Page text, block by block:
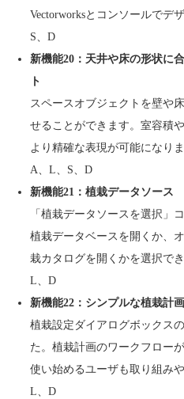
Vectorworksとコンソールでデ
S、D
新機能20：天井や床の形状に
ト
スペースオブジェクトを壁や
せることができます。室容積
より精確な表現が可能になりま
A、L、S、D
新機能21：植栽データソース
「植栽データソースを選択」
植栽データベースを開くか、
栽カタログを開くかを選択でき
L、D
新機能22：シンプルな植栽計
植栽設定ダイアログボックス
た。植栽計画のワークフロー
使い始めるユーザも取り組み
L、D